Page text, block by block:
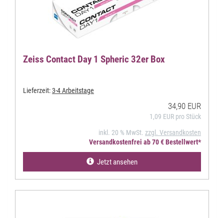
Zeiss Contact Day 1 Spheric 32er Box
Lieferzeit:3-4 Arbeitstage
34,90 EUR
1,09 EUR pro Stück
inkl. 20 % MwSt. zzgl. Versandkosten
Versandkostenfrei ab 70 € Bestellwert*
Jetzt ansehen